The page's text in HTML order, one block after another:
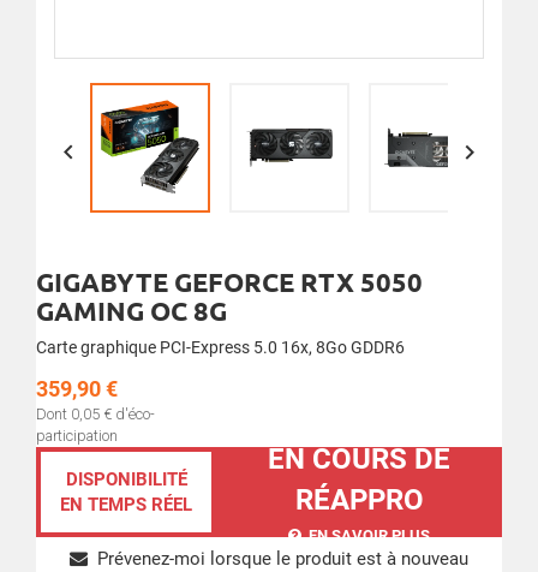
 
GIGABYTE GEFORCE RTX 5050
GAMING OC 8G
Carte graphique PCI-Express 5.0 16x, 8Go GDDR6
359,90 €
Dont 0,05 € d'éco-
participation
DISPONIBILITÉ
EN TEMPS RÉEL
EN COURS DE
RÉAPPRO
EN SAVOIR PLUS
Prévenez-moi lorsque le produit est à nouveau